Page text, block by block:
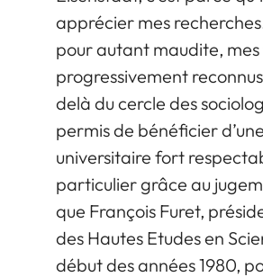
apprécier mes
pour autant maudite,
progressivement
delà du cercle des
permis de bénéficier
universitaire fort
particulier grâce au
que François Furet,
des Hautes Etudes en
début des années 1980,